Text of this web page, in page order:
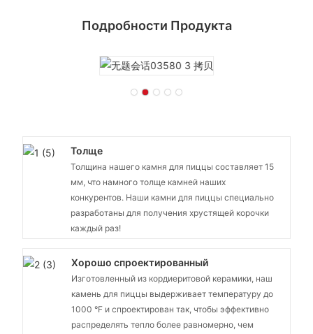
Подробности Продукта
Толще
Толщина нашего камня для пиццы составляет 15
мм, что намного толще камней наших
конкурентов. Наши камни для пиццы специально
разработаны для получения хрустящей корочки
каждый раз!
Хорошо спроектированный
Изготовленный из кордиеритовой керамики, наш
камень для пиццы выдерживает температуру до
1000 °F и спроектирован так, чтобы эффективно
распределять тепло более равномерно, чем